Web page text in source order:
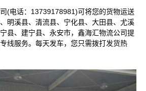
电话：13739178981)可将您的货物运送
明溪县、清流县、宁化县、大田县、尤溪
县、建宁县、永安市，鑫海汇物流公司提
线服务。每天发车，您只需拨打发货热